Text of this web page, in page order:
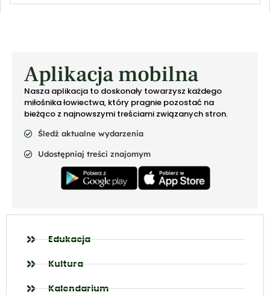
Aplikacja mobilna
Nasza aplikacja to doskonały towarzysz każdego
miłośnika łowiectwa, który pragnie pozostać na
bieżąco z najnowszymi treściami związanych stron.
Śledź aktualne wydarzenia
Udostępniaj treści znajomym
Edukacja
Kultura
Kalendarium